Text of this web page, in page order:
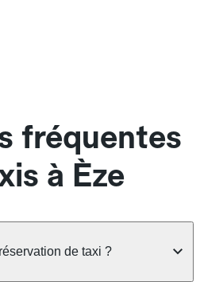
fréquentes
à Èze
de taxi ?